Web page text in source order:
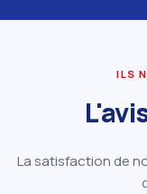
ILS
La satisfaction de